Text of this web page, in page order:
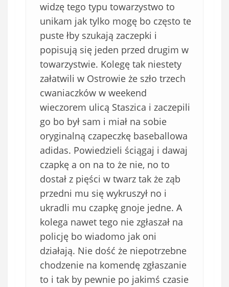
widzę tego typu towarzystwo to
unikam jak tylko mogę bo często te
puste łby szukają zaczepki i
popisują się jeden przed drugim w
towarzystwie. Kolegę tak niestety
załatwili w Ostrowie że szło trzech
cwaniaczków w weekend
wieczorem ulicą Staszica i zaczepili
go bo był sam i miał na sobie
oryginalną czapeczkę baseballowa
adidas. Powiedzieli ściągaj i dawaj
czapkę a on na to że nie, no to
dostał z pięści w twarz tak że ząb
przedni mu się wykruszył no i
ukradli mu czapkę gnoje jedne. A
kolega nawet tego nie zgłaszał na
policję bo wiadomo jak oni
działają. Nie dość że niepotrzebne
chodzenie na komendę zgłaszanie
to i tak by pewnie po jakimś czasie